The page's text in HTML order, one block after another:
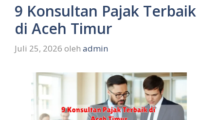
9 Konsultan Pajak Terbaik
di Aceh Timur
Juli 25, 2026 oleh admin